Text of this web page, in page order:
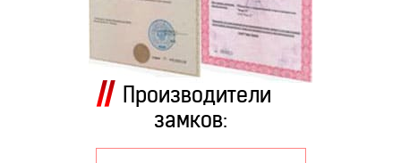
Производители
замков: